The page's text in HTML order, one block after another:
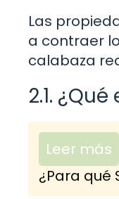
Las
a contraer
calabaza
2.1.
Leer más
¿Para qué